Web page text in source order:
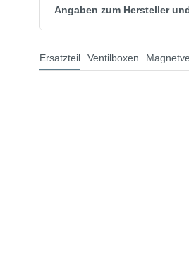
Angaben zum Hersteller
Ersatzteil Ventilboxen